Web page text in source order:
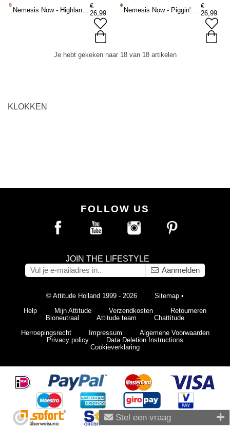
Nemesis Now - Highland Tickin' Klok - Bruin
€
26,99
Nemesis Now - Piggin' Tickin' Klok - Bruin/Roze
€
26,99
Je hebt gekeken naar 18 van 18 artikelen
KLOKKEN
Stel een vraag
FOLLOW US
JOIN THE LIFESTYLE
Aanmelden
© Attitude Holland 1999 - 2026 Sitemap •
Help
Mijn Attitude Verzendkosten
Retourneren
Bioneutraal
Attitude team
Chattitude
Herroepingsrecht
Impressum
Algemene Voorwaarden
Privacy policy
Data Deletion Instructions
Cookieverklaring